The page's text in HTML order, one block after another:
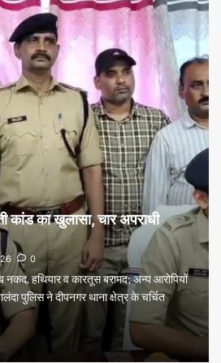
कांड का खुलासा, चार अपराधी
0
हथियार व कारतूस बरामद; अन्य आरोपियों
पुलिस ने दीपनगर थाना क्षेत्र के चर्चित